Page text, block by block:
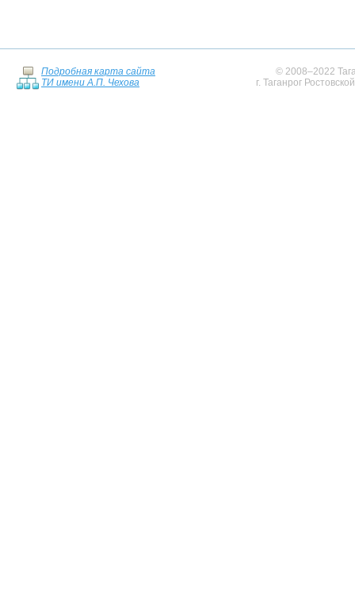
Подробная карта сайта
ТИ имени А.П. Чехова
© 2008–2022
г. Таганрог